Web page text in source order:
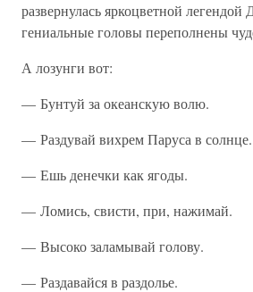
развернулась яркоцветной
гениальные головы переполнены
А лозунги вот:
— Бунтуй за океанскую волю.
— Раздувай вихрем Паруса в солнце.
— Ешь денечки как ягоды.
— Ломись, свисти, при, нажимай.
— Высоко заламывай голову.
— Раздавайся в раздолье.